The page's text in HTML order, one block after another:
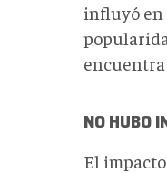
influyó en
NO HUBO
El